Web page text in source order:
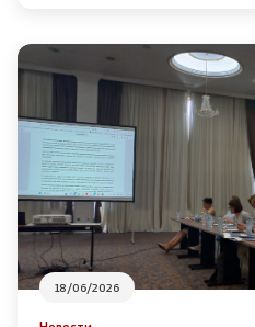
Линкови
Изјава за пристапност
Со еден клик
18/06/2026